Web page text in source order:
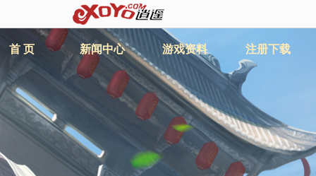
首 页 新闻中心 游戏资料 注册下载